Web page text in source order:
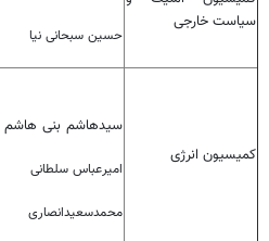
سیاست خارجی
حسین سبحانی نیا
کمیسیون انرژی
سیدهاشم بنی هاشم
امیرعباس سلطانی
محمدسعیدانصاری